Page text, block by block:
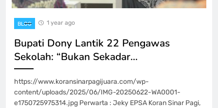
BLOG 1 year ago
Bupati Dony Lantik 22 Pengawas
Sekolah: “Bukan Sekadar…
https://www.koransinarpagijuara.com/wp-
content/uploads/2025/06/IMG-20250622-WA0001-
e1750725975314.jpg Perwarta : Jeky EPSA Koran Sinar Pagi,